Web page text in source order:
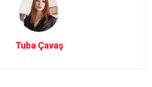
Tuba Çavaş